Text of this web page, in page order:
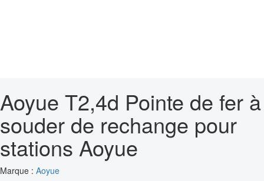
Aoyue T2,4d Pointe de fer à
souder de rechange pour
stations Aoyue
Marque : Aoyue